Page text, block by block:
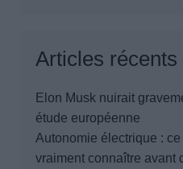
Articles récents
Elon Musk nuirait
étude européenne
Autonomie électrique :
vraiment connaître avant